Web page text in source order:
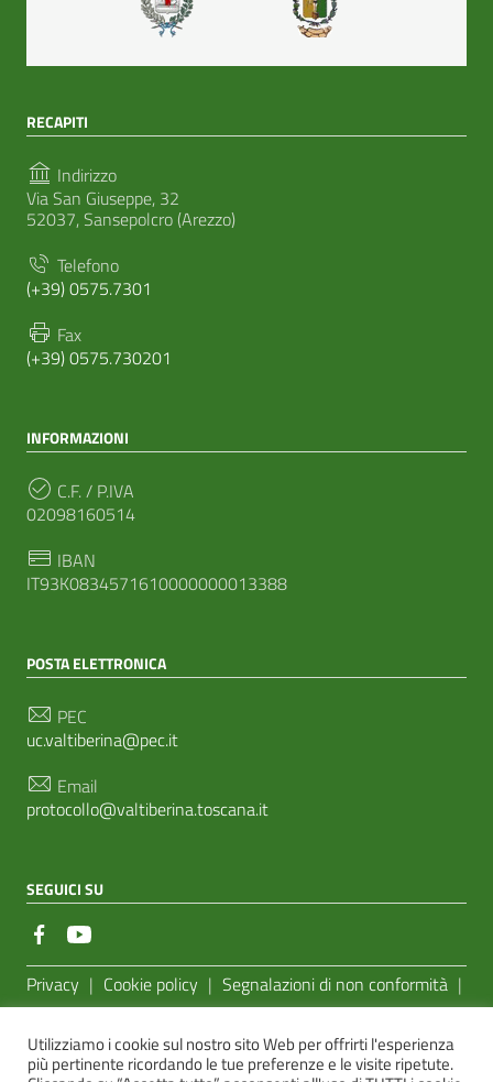
RECAPITI
Indirizzo
Via San Giuseppe, 32
52037, Sansepolcro (Arezzo)
Telefono
(+39) 0575.7301
Fax
(+39) 0575.730201
INFORMAZIONI
C.F. / P.IVA
02098160514
IBAN
IT93K0834571610000000013388
POSTA ELETTRONICA
PEC
uc.valtiberina@pec.it
Email
protocollo@valtiberina.toscana.it
SEGUICI SU
Sezione Link Utili
Privacy | Cookie policy | Segnalazioni di non conformità |
AgID
Utilizziamo i cookie sul nostro sito Web per offrirti l'esperienza
più pertinente ricordando le tue preferenze e le visite ripetute.